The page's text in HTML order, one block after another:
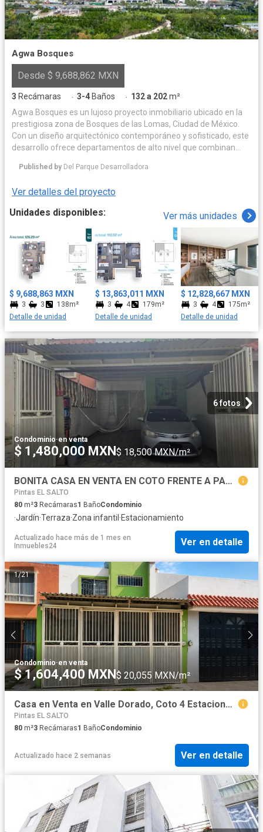
Agwa Bosques
Desde $ 9,688,862 MXN
3 Recámaras · 3-4 Baños · 132 a 202m²
Agwa Bosques es un lujoso proyecto inmobiliario ubicado en la
prestigiosa zona de Bosques de las Lomas, Ciudad de México.
Con un diseño arquitectónico contemporáneo y sofisticado, este
desarrollo ofrece departamentos de alto nivel que combinan
Bosques están pensadas para brindar a sus residentes una
calidad. Entre sus principales atractivos se encuentran: •
Gimnasio • Alberca para relajación y esparcimiento • Áreas
verdes y jardines para disfrutar de la naturaleza • Ludoteca para
los más pequeños • Salones de eventos para reuniones y
celebraciones • Spa para bienestar y relajación • Vigilancia 24/7
que garantiza seguridad y privacidad • Estacionamiento privado
con espacios amplios • Área Pet Frendly • Carril de nado •
Cafetería • Sauna y Vapor Con una ubicación privilegiada, Agwa
Bosques ofrece cercanía a centros comerciales, restaurantes y
escuelas, haciendo de este complejo una de las mejores
opciones para vivir en una de las zonas más exclusivas de la
Published by Del Parque Desarrolladora
Ver detalles del proyecto
Unidades disponibles:
Ver más unidades
$ 9,688,863 MXN
3 3
138m²
Detalle de unidad
$ 13,863,011 MXN
3 4
179m²
Detalle de unidad
$ 12,828,667 MXN
3 4
175m²
Detalle de unidad
6 fotos
Condominio·en venta
$ 1,480,000 MXN $ 18,500 MXN/m²
BONITA CASA EN VENTA EN COTO FRENTE A PARQUE
Pintas EL SALTO
80 m²3 Recámaras1 BañoCondominio
·Jardín·Terraza·Zona infantil ·Estacionamiento
Actualizado hace más de 1 mes en
Inmuebles24
Ver en detalle
1/21
Condominio·en venta
$ 1,604,400 MXN$ 20,055 MXN/m²
Casa en Venta en Valle Dorado, Coto 4 Estaciones | 3 Recámaras | Una en Planta Baja
Pintas EL SALTO
80 m²3 Recámaras1 BañoCondominio
Actualizado hace 2 semanas Ver en detalle